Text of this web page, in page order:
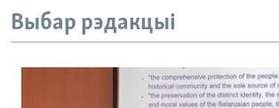
Выбар рэдакцыі